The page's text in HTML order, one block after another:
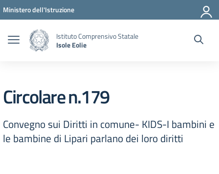
Vai ai contenuti
Vai al menu di navigazione
Vai al footer
Ministero dell'Istruzione
Istituto Comprensivo Statale
Isole Eolie
Circolare n.179
Convegno sui Diritti in comune- KIDS-I bambini e
le bambine di Lipari parlano dei loro diritti